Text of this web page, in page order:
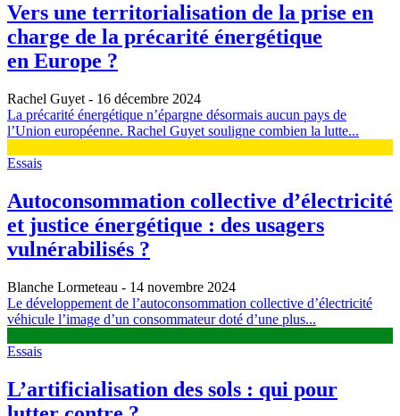
Vers une territorialisation de la prise en
charge de la précarité énergétique
en Europe ?
Rachel Guyet - 16 décembre 2024
La précarité énergétique n’épargne désormais aucun pays de
l’Union européenne. Rachel Guyet souligne combien la lutte...
Essais
Autoconsommation collective d’électricité
et justice énergétique : des usagers
vulnérabilisés ?
Blanche Lormeteau - 14 novembre 2024
Le développement de l’autoconsommation collective d’électricité
véhicule l’image d’un consommateur doté d’une plus...
Essais
L’artificialisation des sols : qui pour